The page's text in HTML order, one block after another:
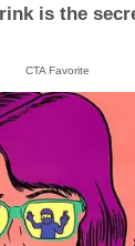
is the
CTA Favorite